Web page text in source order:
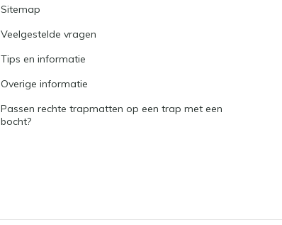
Sitemap
Veelgestelde vragen
Tips en informatie
Overige informatie
Passen rechte trapmatten op een trap met een
bocht?